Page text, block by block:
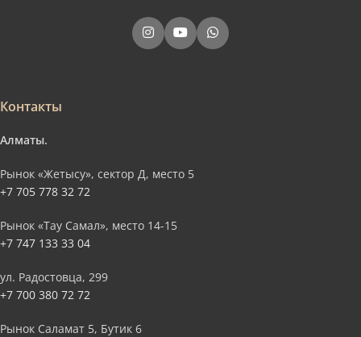
Контакты
Алматы.
Рынок «Жетысу», сектор Д, место 5
+7 705 778 32 72
Рынок «Тау Самал», место 14-15
+7 747 133 33 04
ул. Радостовца, 299
+7 700 380 72 72
Рынок Саламат 5, Бутик 6